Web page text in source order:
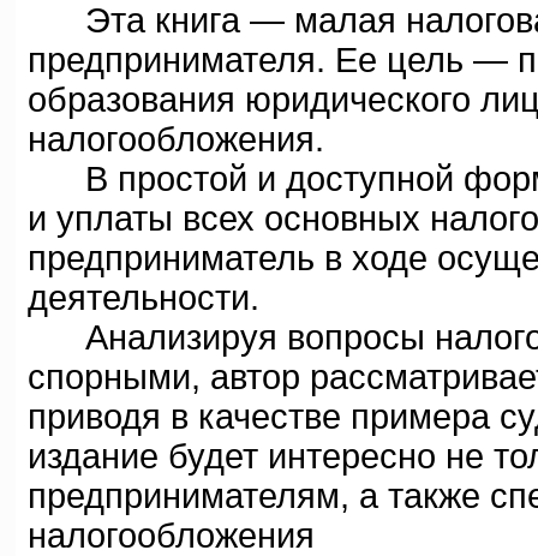
Эта книга — малая
предпринимателя. Ее цель —
образования юридического
налогообложения.
В простой и доступной
и уплаты всех основных
предприниматель в ходе
деятельности.
Анализируя вопросы
спорными, автор
приводя в качестве примера
издание будет интересно не
предпринимателям, а также
налогообложения